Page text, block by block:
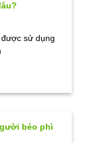
sử dụng
béo phì